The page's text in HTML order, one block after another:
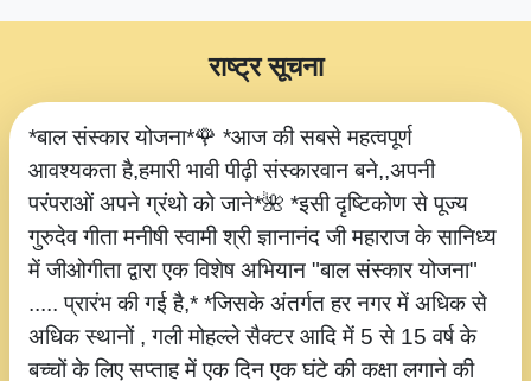
*बाल संस्कार योजना*🌹 *आज की सबसे महत्वपूर्ण
आवश्यकता है,हमारी भावी पीढ़ी संस्कारवान बने,,अपनी
परंपराओं अपने ग्रंथो को जाने*🌺 *इसी दृष्टिकोण से पूज्य
गुरुदेव गीता मनीषी स्वामी श्री ज्ञानानंद जी महाराज के सानिध्य
में जीओगीता द्वारा एक विशेष अभियान "बाल संस्कार योजना"
..... प्रारंभ की गई है,* *जिसके अंतर्गत हर नगर में अधिक से
अधिक स्थानों , गली मोहल्ले सैक्टर आदि में 5 से 15 वर्ष के
बच्चों के लिए सप्ताह में एक दिन एक घंटे की कक्षा लगाने की
राष्ट्र सूचना